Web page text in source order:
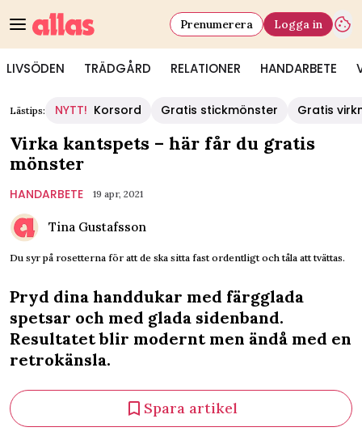
LIVSÖDEN TRÄDGÅRD RELATIONER HANDARBETE
Prenumerera Logga in
Lästips: NYTT! Korsord Gratis stickmönster Gratis
Virka kantspets – här får du gratis
mönster
HANDARBETE 19 apr, 2021
Tina Gustafsson
Du syr på rosetterna för att de ska sitta fast ordentligt och tåla att tvättas.
Pryd dina handdukar med färgglada
spetsar och med glada sidenband.
Resultatet blir modernt men ändå med en
retrokänsla.
Spara artikel